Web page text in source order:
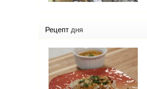
Рецепт дня